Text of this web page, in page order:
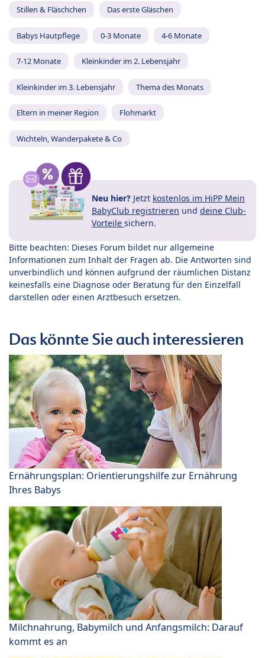
Stillen & Fläschchen Das erste Gläschen
Babys Hautpflege 0-3 Monate 4-6 Monate
7-12 Monate Kleinkinder im 2. Lebensjahr
Kleinkinder im 3. Lebensjahr Thema des Monats
Eltern in meiner Region Flohmarkt
Wichteln, Wanderpakete & Co
Neu hier? Jetzt kostenlos im HiPP Mein
BabyClub registrieren und deine Club-
Vorteile sichern.
Bitte beachten: Dieses Forum bildet nur allgemeine
Informationen zum Inhalt der Fragen ab. Die Antworten sind
unverbindlich und können aufgrund der räumlichen Distanz
keinesfalls eine Diagnose oder Beratung für den Einzelfall
darstellen oder einen Arztbesuch ersetzen.
Das könnte Sie auch interessieren
Ernährungsplan: Orientierungshilfe zur Ernährung
Ihres Babys
Milchnahrung, Babymilch und Anfangsmilch: Darauf
kommt es an